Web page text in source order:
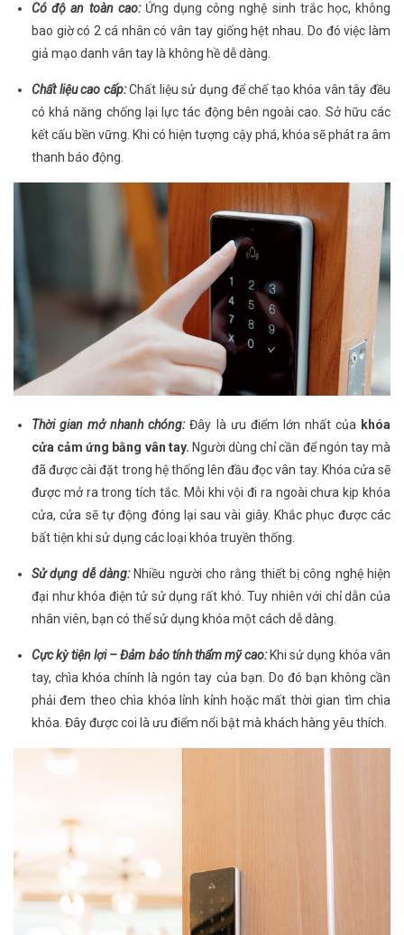
Có độ an toàn cao: Ứng dụng công nghệ sinh trắc học, không
bao giờ có 2 cá nhân có vân tay giống hệt nhau. Do đó việc làm
giả mạo danh vân tay là không hề dễ dàng.
Chất liệu cao cấp:Chất liệu sử dụng để chế tạo khóa vân tây đều
có khả năng chống lại lực tác động bên ngoài cao. Sở hữu các
kết cấu bền vững. Khi có hiện tượng cậy phá, khóa sẽ phát ra âm
thanh báo động.
Thời gian mở nhanh chóng:Đây là ưu điểm lớn nhất của khóa
cửa cảm ứng bằng vân tay. Người dùng chỉ cần để ngón tay mà
đã được cài đặt trong hệ thống lên đầu đọc vân tay. Khóa cửa sẽ
được mở ra trong tích tắc. Mỗi khi vội đi ra ngoài chưa kịp khóa
cửa, cửa sẽ tự động đóng lại sau vài giây. Khắc phục được các
bất tiện khi sử dụng các loại khóa truyền thống.
Sử dụng dễ dàng: Nhiều người cho rằng thiết bị công nghệ hiện
đại như khóa điện tử sử dụng rất khó. Tuy nhiên với chỉ dẫn của
nhân viên, bạn có thể sử dụng khóa một cách dễ dàng.
Cực kỳ tiện lợi – Đảm bảo tính thẩm mỹ cao: Khi sử dụng khóa vân
tay, chìa khóa chính là ngón tay của bạn. Do đó bạn không cần
phải đem theo chìa khóa lỉnh kỉnh hoặc mất thời gian tìm chìa
khóa. Đây được coi là ưu điểm nổi bật mà khách hàng yêu thích.